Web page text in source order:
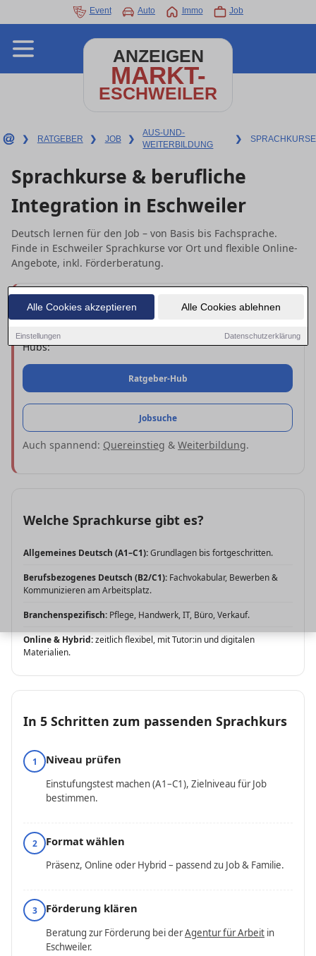
Alle Cookies akzeptieren Alle Cookies ablehnen
Einstellungen Datenschutzerklärung
Event Auto Immo Job
ANZEIGEN
MARKT-
ESCHWEILER
❯ RATGEBER ❯ JOB ❯
AUS-UND-
WEITERBILDUNG
❯ SPRACHKURSE
Sprachkurse & berufliche
Integration in Eschweiler
Deutsch lernen für den Job – von Basis bis Fachsprache.
Finde in Eschweiler Sprachkurse vor Ort und flexible Online-
Angebote, inkl. Förderberatung.
Schnell starten
Zu den Angeboten:
in Eschweiler. Nützliche
Hubs:
Ratgeber-Hub
Jobsuche
Auch spannend: Quereinstieg & Weiterbildung.
Welche Sprachkurse gibt es?
Allgemeines Deutsch (A1–C1):Grundlagen bis fortgeschritten.
Berufsbezogenes Deutsch (B2/C1): Fachvokabular, Bewerben &
Kommunizieren am Arbeitsplatz.
Branchenspezifisch: Pflege, Handwerk, IT, Büro, Verkauf.
Online & Hybrid:zeitlich flexibel, mit Tutor:in und digitalen
Materialien.
In 5 Schritten zum passenden Sprachkurs
1 Niveau prüfen
Einstufungstest machen (A1–C1), Zielniveau für Job
bestimmen.
2 Format wählen
Präsenz, Online oder Hybrid – passend zu Job & Familie.
3 Förderung klären
Beratung zur Förderung bei derAgentur für Arbeit in
Eschweiler.